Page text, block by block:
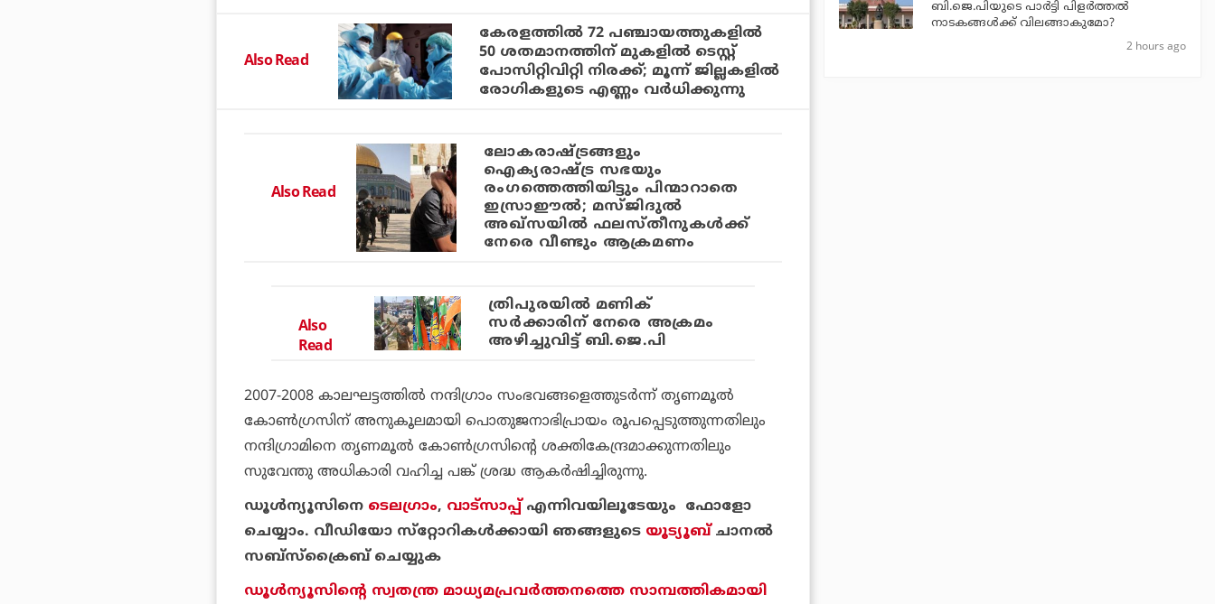
Also Read
കേരളത്തില്‍ 72 പഞ്ചായത്തുകളില്‍
50 ശതമാനത്തിന് മുകളില്‍ ടെസ്റ്റ്
പോസിറ്റിവിറ്റി നിരക്ക്; മൂന്ന് ജില്ലകളില്‍
രോഗികളുടെ എണ്ണം വര്‍ധിക്കുന്നു
Also Read
ലോകരാഷ്ട്രങ്ങളും
ഐക്യരാഷ്ട്ര സഭയും
രംഗത്തെത്തിയിട്ടും പിന്മാറാതെ
ഇസ്രാഈല്‍; മസ്ജിദുല്‍
അഖ്‌സയില്‍ ഫലസ്തീനുകള്‍ക്ക്
നേരെ വീണ്ടും ആക്രമണം
Also
Read
ത്രിപുരയില്‍ മണിക്
സര്‍ക്കാരിന് നേരെ അക്രമം
അഴിച്ചുവിട്ട് ബി.ജെ.പി
2007-2008 കാലഘട്ടത്തില്‍ നന്ദിഗ്രാം സംഭവങ്ങളെത്തുടര്‍ന്ന് തൃണമൂല്‍
കോണ്‍ഗ്രസിന് അനുകൂലമായി പൊതുജനാഭിപ്രായം രൂപപ്പെടുത്തുന്നതിലും
നന്ദിഗ്രാമിനെ തൃണമൂല്‍ കോണ്‍ഗ്രസിന്റെ ശക്തികേന്ദ്രമാക്കുന്നതിലും
സുവേന്തു അധികാരി വഹിച്ച പങ്ക് ശ്രദ്ധ ആകര്‍ഷിച്ചിരുന്നു.
ഡൂള്‍ന്യൂസിനെ ടെലഗ്രാം, വാട്‌സാപ്പ്എന്നിവയിലൂടേയും ഫോളോ
ചെയ്യാം. വീഡിയോ സ്‌റ്റോറികള്‍ക്കായി ഞങ്ങളുടെ യൂട്യൂബ്ചാനല്‍
സബ്‌സ്‌ക്രൈബ് ചെയ്യുക
ഡൂള്‍ന്യൂസിന്റെ സ്വതന്ത്ര മാധ്യമപ്രവര്‍ത്തനത്തെ സാമ്പത്തികമായി
ബി.ജെ.പിയുടെ പാര്‍ട്ടി പിളര്‍ത്തല്‍
നാടകങ്ങള്‍ക്ക് വിലങ്ങാകുമോ?
2 hours ago